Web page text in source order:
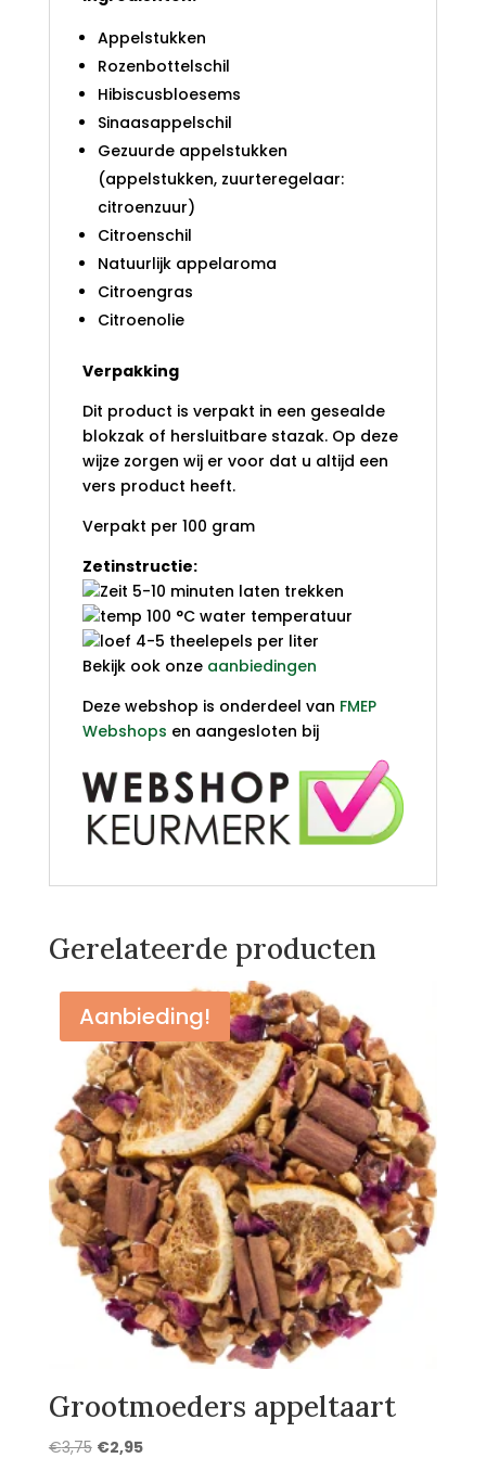
Appelstukken
Rozenbottelschil
Hibiscusbloesems
Sinaasappelschil
Gezuurde appelstukken
(appelstukken, zuurteregelaar:
citroenzuur)
Citroenschil
Natuurlijk appelaroma
Citroengras
Citroenolie
Verpakking
Dit product is verpakt in een gesealde
blokzak of hersluitbare stazak. Op deze
wijze zorgen wij er voor dat u altijd een
vers product heeft.
Verpakt per 100 gram
Zetinstructie:
5-10 minuten laten trekken
100 °C water temperatuur
4-5 theelepels per liter
Bekijk ook onze aanbiedingen
Deze webshop is onderdeel van FMEP
Webshops en aangesloten bij
Gerelateerde producten
Aanbieding!
Grootmoeders appeltaart
€3,75 Oorspronkelijke
€2,95Huidige